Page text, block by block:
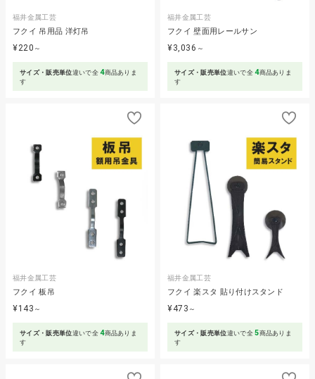
福井金属工芸
フクイ 吊用品 洋灯吊
¥220 ～
サイズ・販売単位違いで全4商品ありま
す
福井金属工芸
フクイ 壁面用レールサン
¥3,036 ～
サイズ・販売単位違いで全4商品ありま
す
福井金属工芸
フクイ 板吊
¥143 ～
サイズ・販売単位違いで全4商品ありま
す
福井金属工芸
フクイ 楽スタ 貼り付けスタンド
¥473 ～
サイズ・販売単位違いで全5商品ありま
す